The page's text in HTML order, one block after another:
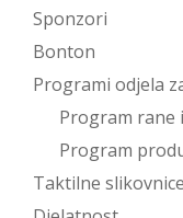
Sponzori
Bonton
Programi odjela
Program rane
Program
Taktilne slikovnice